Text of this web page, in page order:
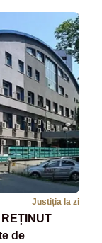
Justiția la zi
de